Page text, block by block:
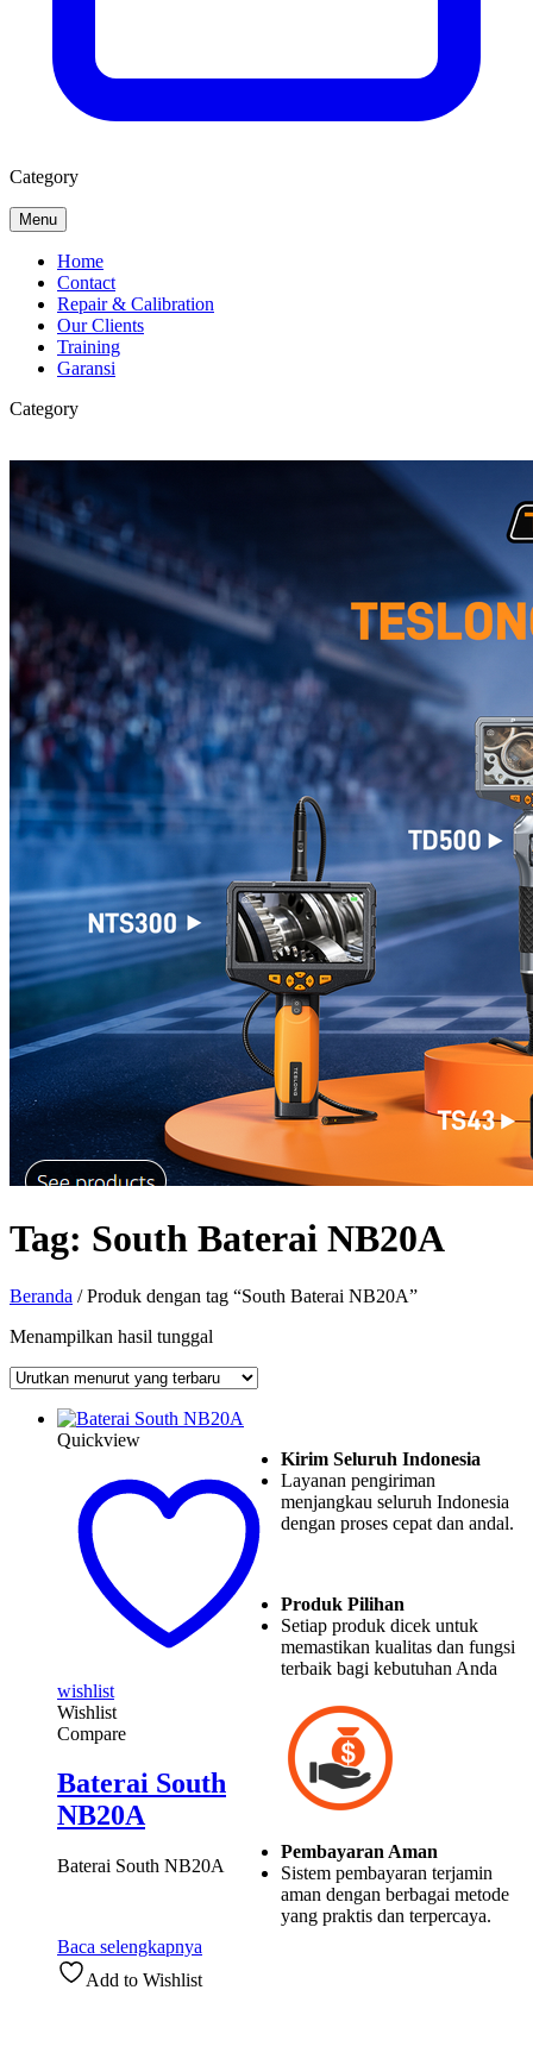
Category
Menu
Home
Contact
Repair & Calibration
Our Clients
Training
Garansi
Category
Tag: South Baterai NB20A
Beranda / Produk dengan tag “South Baterai NB20A”
Menampilkan hasil tunggal
Quickview
wishlist
Wishlist
Compare
Baterai South
NB20A
Baterai South NB20A
Baca selengkapnya
Add to Wishlist
Kirim Seluruh Indonesia
Layanan pengiriman
menjangkau seluruh Indonesia
dengan proses cepat dan andal.
Produk Pilihan
Setiap produk dicek untuk
memastikan kualitas dan fungsi
terbaik bagi kebutuhan Anda
Pembayaran Aman
Sistem pembayaran terjamin
aman dengan berbagai metode
yang praktis dan terpercaya.